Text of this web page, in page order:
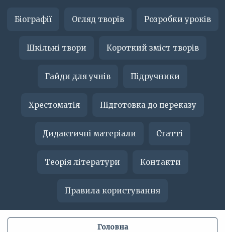
Біографії Огляд творів Розробки уроків
Шкільні твори Короткий зміст творів
Гайди для учнів Підручники
Хрестоматія Підготовка до переказу
Дидактичні матеріали Статті
Теорія літератури Контакти
Правила користування
Головна